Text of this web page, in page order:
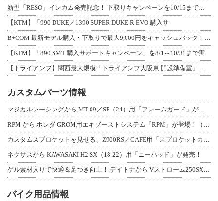
新型「RESO」インカム発売記念！ 下取りキャンペーンを10/15まで延長して開
【KTM】「990 DUKE／1390 SUPER DUKE R EVO 購入サ
B+COM 最新モデル購入・下取りで最大9,000円をキャッシュバック！「B+F
【KTM】「890 SMT 購入サポートキャンペーン」を8/1～10/31まで実
【トライアンフ】関西最大規模「トライアンフ大阪東 開設準備室」がオープン！ 限定
カスタムパーツ情報
マジカルレーシングから MT-09／SP（24）用「フレームガード」が登場！
RPM から ホンダ GROM用エキゾーストシステム「RPM」が登場！（動画あり
カスタムスプロケットを見せる、Z900RS／CAFE用「スプロケットカバーフルキ
ネクサスから KAWASAKI H2 SX（18-22）用「ニーパッド」が発売！
ゲル素材入りで快適＆足つき向上！ デイトナから Vストローム250SX用「快適ロ
バイク用品情報